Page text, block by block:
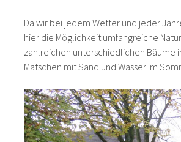
Da wir bei jedem Wetter und jeder
hier die Möglichkeit umfangreiche
zahlreichen unterschiedlichen Bäume
Matschen mit Sand und Wasser im